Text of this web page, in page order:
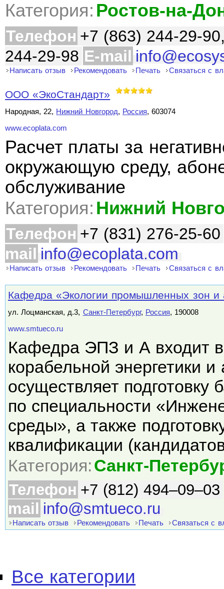
Категория: Ростов-на-
Телефон +7 (863) 244-29-
244-29-98 E-mail
Написать отзыв Рекомендовать Печать Связаться с
ООО «ЭкоСтандарт»
Народная, 22, Нижний Новгород, Россия, 603074
www.ecoplata.com
Расчет платы за
окружающую среду,
обслуживание
Категория: Нижний
Телефон +7 (831) 276-25-60
mail info@ecoplata.com
Написать отзыв Рекомендовать Печать Связаться с
Кафедра «Экологии промышленных зон
ул. Лоцманская, д.3, Санкт-Петербург, Россия, 190008
www.smtueco.ru
Кафедра ЭПЗ и А входит в
корабельной энергетики
осуществляет подготовку
по специальности
среды», а также
квалификации
Категория:Санкт-
Телефон +7 (812) 494–09–03
mail info@smtueco.ru
Написать отзыв Рекомендовать Печать Связаться с
Все категории